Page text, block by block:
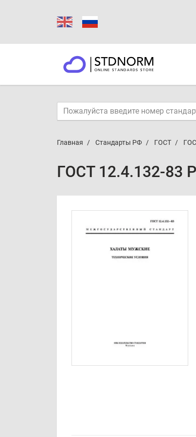
Главная Стандарты РФ ГОСТ
ГОСТ 12.4.132-83